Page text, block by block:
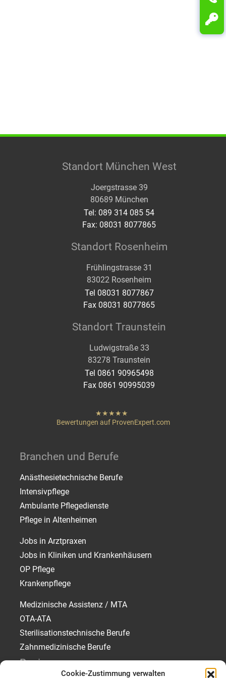
Cookie-Zustimmung verwalten
Standort München West
Joergstrasse 39
80689 München
Tel: 089 314 085 54
Fax: 08031 8077865
Standort Rosenheim
Frühlingstrasse 31
83022 Rosenheim
Tel 08031 8077867
Fax 08031 8077865
Standort Traunstein
Ludwigstraße 33
83278 Traunstein
Tel 0861 90965498
Fax 0861 90995039
hat "von
Bewertungen auf ProvenExpert.com
Branchen und Berufe
Anästhesietechnische Berufe
Intensivpflege
Ambulante Pflegedienste
Pflege in Altenheimen
Jobs in Arztpraxen
Jobs in Kliniken und Krankenhäusern
OP Pflege
Krankenpflege
Medizinische Assistenz / MTA
OTA-ATA
Sterilisationstechnische Berufe
Zahnmedizinische Berufe
Regionen